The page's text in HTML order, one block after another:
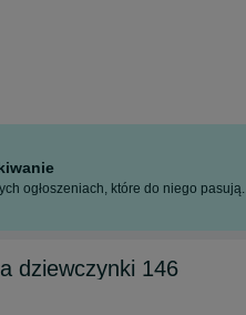
ogłoszeniach, które do niego pasują.
dziewczynki 146